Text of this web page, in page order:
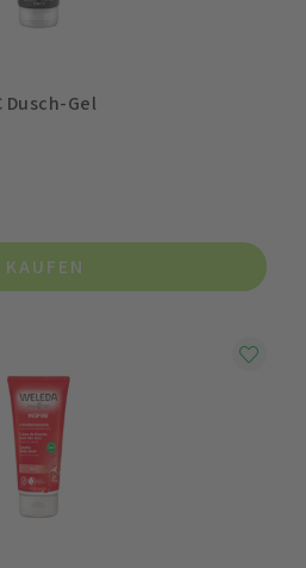
Dusch-Gel
KAUFEN